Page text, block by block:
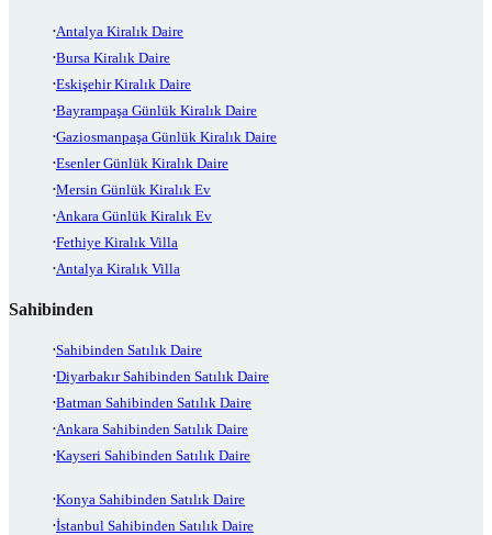
Antalya Kiralık Daire
Bursa Kiralık Daire
Eskişehir Kiralık Daire
Bayrampaşa Günlük Kiralık Daire
Gaziosmanpaşa Günlük Kiralık Daire
Esenler Günlük Kiralık Daire
Mersin Günlük Kiralık Ev
Ankara Günlük Kiralık Ev
Fethiye Kiralık Villa
Antalya Kiralık Villa
Sahibinden
Sahibinden Satılık Daire
Diyarbakır Sahibinden Satılık Daire
Batman Sahibinden Satılık Daire
Ankara Sahibinden Satılık Daire
Kayseri Sahibinden Satılık Daire
Konya Sahibinden Satılık Daire
İstanbul Sahibinden Satılık Daire